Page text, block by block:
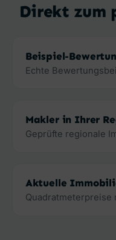
Direkt zum
Beispiel-
Echte
Makler in Ihrer
Geprüfte regionale
Aktuelle
Quadratmeterpreise